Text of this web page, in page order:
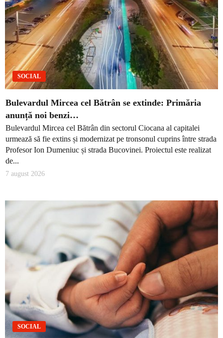
SOCIAL
Bulevardul Mircea cel Bătrân se extinde: Primăria
anunță noi benzi…
Bulevardul Mircea cel Bătrân din sectorul Ciocana al capitalei
urmează să fie extins și modernizat pe tronsonul cuprins între strada
Profesor Ion Dumeniuc și strada Bucovinei. Proiectul este realizat
de...
7 august 2026
SOCIAL